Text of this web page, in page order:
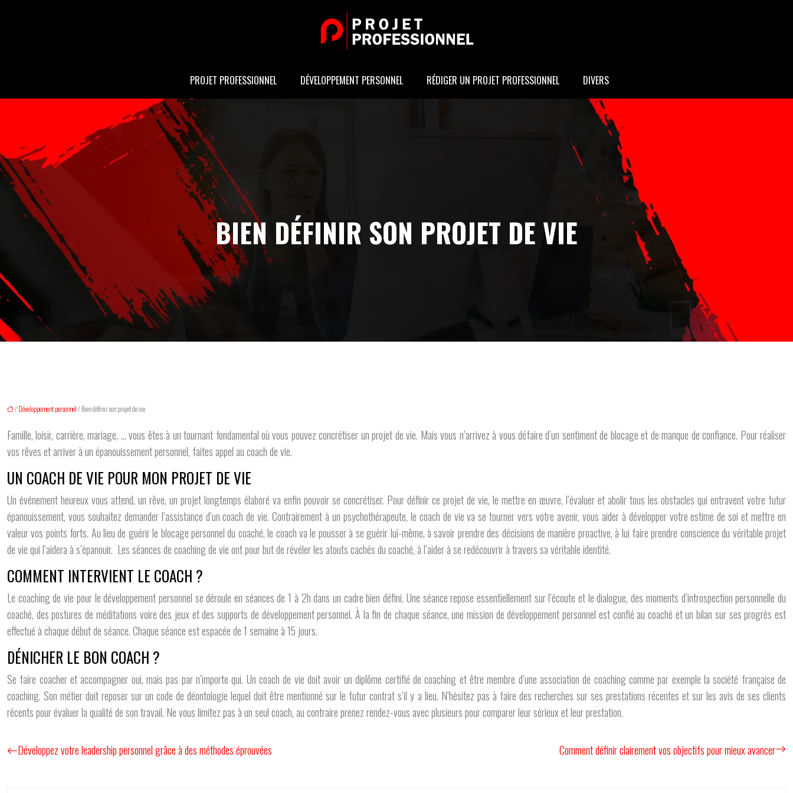
PROJET PROFESSIONNEL DÉVELOPPEMENT PERSONNEL RÉDIGER UN PROJET PROFESSIONNEL DIVERS
BIEN DÉFINIR SON PROJET DE VIE
/Développement personnel/ Bien définir son projet de vie
Famille, loisir, carrière, mariage, … vous êtes à un tournant fondamental où vous pouvez concrétiser un projet de vie. Mais vous n’arrivez à vous défaire d’un sentiment de blocage et de manque de confiance. Pour réaliser
vos rêves et arriver à un épanouissement personnel, faites appel au coach de vie.
UN COACH DE VIE POUR MON PROJET DE VIE
Un événement heureux vous attend, un rêve, un projet longtemps élaboré va enfin pouvoir se concrétiser. Pour définir ce projet de vie, le mettre en œuvre, l’évaluer et abolir tous les obstacles qui entravent votre futur
épanouissement, vous souhaitez demander l’assistance d’un coach de vie. Contrairement à un psychothérapeute, le coach de vie va se tourner vers votre avenir, vous aider à développer votre estime de soi et mettre en
valeur vos points forts. Au lieu de guérir le blocage personnel du coaché, le coach va le pousser à se guérir lui-même, à savoir prendre des décisions de manière proactive, à lui faire prendre conscience du véritable projet
de vie qui l’aidera à s’épanouir. Les séances de coaching de vie ont pour but de révéler les atouts cachés du coaché, à l’aider à se redécouvrir à travers sa véritable identité.
COMMENT INTERVIENT LE COACH ?
Le coaching de vie pour le développement personnel se déroule en séances de 1 à 2h dans un cadre bien défini. Une séance repose essentiellement sur l’écoute et le dialogue, des moments d’introspection personnelle du
coaché, des postures de méditations voire des jeux et des supports de développement personnel. À la fin de chaque séance, une mission de développement personnel est confié au coaché et un bilan sur ses progrès est
effectué à chaque début de séance. Chaque séance est espacée de 1 semaine à 15 jours.
DÉNICHER LE BON COACH ?
Se faire coacher et accompagner oui, mais pas par n’importe qui. Un coach de vie doit avoir un diplôme certifié de coaching et être membre d’une association de coaching comme par exemple la société française de
coaching. Son métier doit reposer sur un code de déontologie lequel doit être mentionné sur le futur contrat s’il y a lieu. N’hésitez pas à faire des recherches sur ses prestations récentes et sur les avis de ses clients
récents pour évaluer la qualité de son travail. Ne vous limitez pas à un seul coach, au contraire prenez rendez-vous avec plusieurs pour comparer leur sérieux et leur prestation.
Développez votre leadership personnel grâce à des méthodes éprouvées Comment définir clairement vos objectifs pour mieux avancer